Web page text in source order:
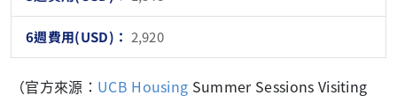
2,920
（官方來源： UCB Housing Summer Sessions Visiting